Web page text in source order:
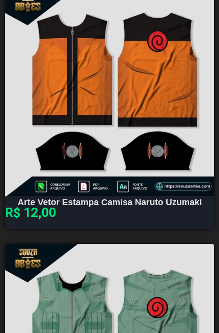
Arte Vetor Estampa Camisa Naruto Uzumaki
R$ 12,00